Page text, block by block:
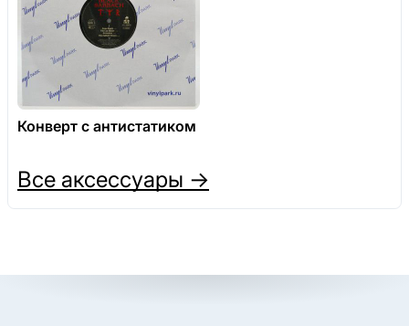
Конверт с антистатиком
Все аксессуары →